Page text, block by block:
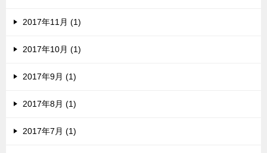
2017年11月 (1)
2017年10月 (1)
2017年9月 (1)
2017年8月 (1)
2017年7月 (1)